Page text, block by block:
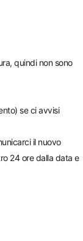
quindi non sono
se ci avvisi
il nuovo
24 ore dalla data e